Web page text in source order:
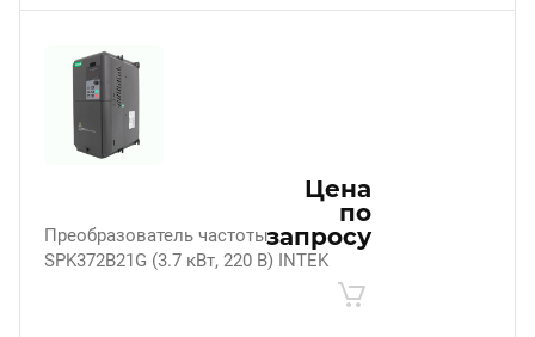
Преобразователь частоты
SPK372B21G (3.7 кВт, 220 В) INTEK
Цена
по
запросу